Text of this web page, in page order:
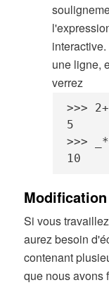
une ligne,
verrez
>>>
5
>>>
10
Si vous
aurez besoin
contenant
que nous avons